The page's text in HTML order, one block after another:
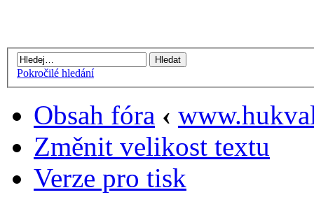
Pokročilé hledání
Obsah fóra ‹
Změnit velikost textu
Verze pro tisk